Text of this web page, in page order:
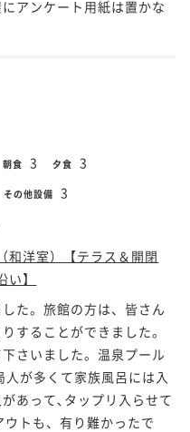
アンケート用紙は置かな
朝食 3 夕食 3
その他設備 3
和洋室）【テラス＆開閉
】
た。旅館の方は、皆さん
することができました。
さいました。温泉プール
が多くて家族風呂には入
あって､タップリ入らせて
トも、有り難かったで